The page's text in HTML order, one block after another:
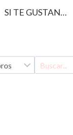
SI TE GUSTAN…